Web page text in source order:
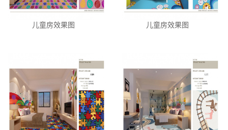
儿童房效果图 儿童房效果图